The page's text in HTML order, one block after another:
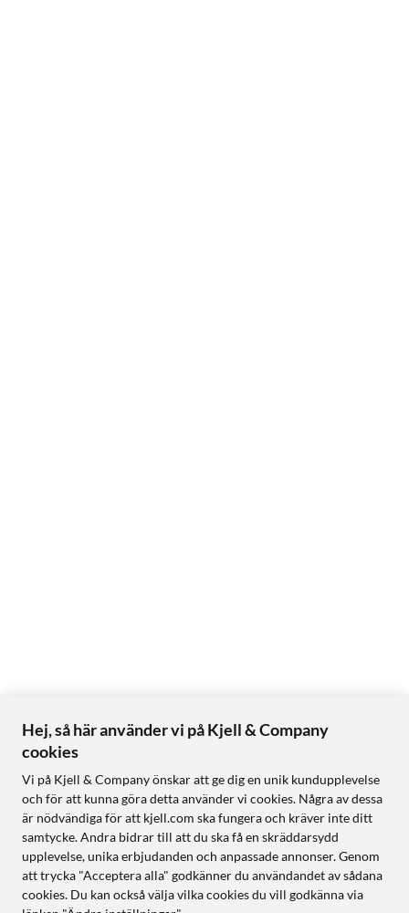
Hej, så här använder vi på Kjell & Company
cookies
Vi på Kjell & Company önskar att ge dig en unik kundupplevelse
och för att kunna göra detta använder vi cookies. Några av dessa
är nödvändiga för att kjell.com ska fungera och kräver inte ditt
samtycke. Andra bidrar till att du ska få en skräddarsydd
upplevelse, unika erbjudanden och anpassade annonser. Genom
att trycka "Acceptera alla" godkänner du användandet av sådana
cookies. Du kan också välja vilka cookies du vill godkänna via